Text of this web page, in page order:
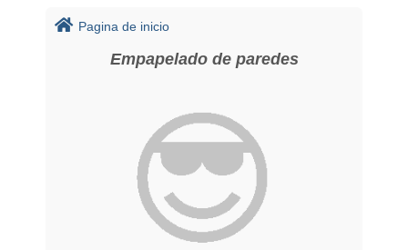
Pagina de inicio
Empapelado de paredes